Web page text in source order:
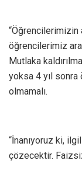
“Öğrencilerimizin
öğrencilerimiz
Mutlaka
yoksa 4 yıl sonra
olmamalı.
“İnanıyoruz ki,
çözecektir.